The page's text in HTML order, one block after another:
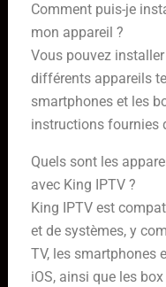
Comment puis-je
mon appareil ?
Vous pouvez
différents appareils
smartphones et les
instructions fournies
Quels sont les
avec King IPTV ?
King IPTV est
et de systèmes, y
TV, les smartphones
iOS, ainsi que les